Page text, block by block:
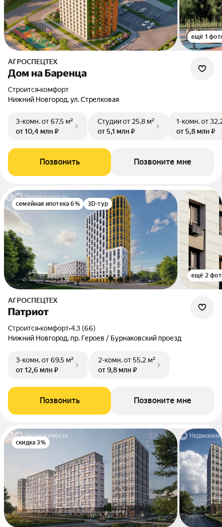
ещё 1
АГРОСПЕЦТЕХ
Дом на Баренца
Строится•комфорт
Нижний Новгород, ул. Стрелковая
3-комн.от 67,5 м²
от 10,4 млн ₽
Студииот 25,8 м²
от 5,1 млн ₽
1-комн.от
от 5,8 млн ₽
Позвонить Позвоните мне
семейная ипотека 6% 3D-тур
ещё 2
АГРОСПЕЦТЕХ
Патриот
Строится•комфорт•4.3 (66)
Нижний Новгород, пр. Героев / Бурнаковский проезд
3-комн.от 69,5 м²
от 12,6 млн ₽
2-комн.от 55,2 м²
от 9,8 млн ₽
Позвонить Позвоните мне
скидка 3%